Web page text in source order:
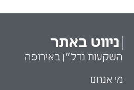
ניווט באתר
השקעות נדל״ן באירופה
מי אנחנו